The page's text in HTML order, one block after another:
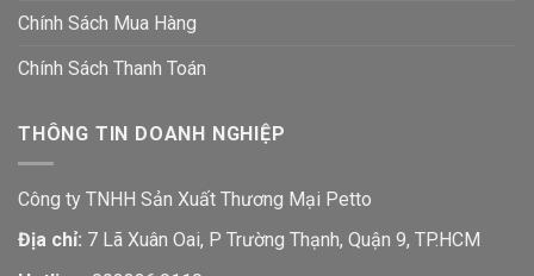
Chính Sách Mua Hàng
Chính Sách Thanh Toán
THÔNG TIN DOANH NGHIỆP
Công ty TNHH Sản Xuất Thương Mại Petto
Địa chỉ: 7 Lã Xuân Oai, P Trường Thạnh, Quận 9, TP.HCM